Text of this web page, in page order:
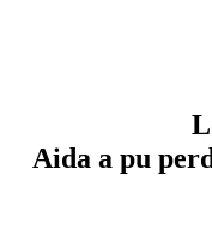
Aida a pu